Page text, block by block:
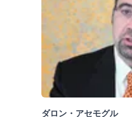
ダロン・アセモグル